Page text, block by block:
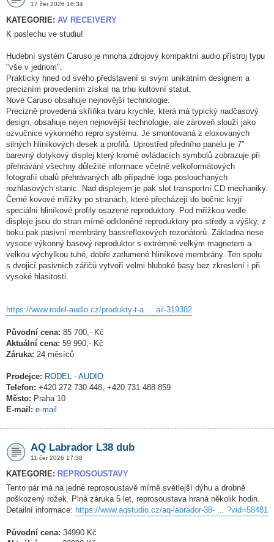
17 čer 2026 16:34
KATEGORIE: AV RECEIVERY
K poslechu ve studiu!
Hudební systém Caruso je mnoha zdrojový kompaktní audio přístroj typu
"vše v jednom".
Prakticky hned od svého představení si svým unikátním designem a
precizním provedením získal na trhu kultovní statut.
Nové Caruso obsahuje nejnovější technologie.
Precizně provedená skříňka tvaru krychle, která má typický nadčasový
design, obsahuje nejen nejnovější technologie, ale zároveň slouží jako
ozvučnice výkonného repro systému. Je smontovaná z eloxovaných
silných hliníkových desek a profilů. Uprostřed předního panelu je 7"
barevný dotykový displej který kromě ovládacích symbolů zobrazuje při
přehrávání všechny důležité informace včetně velkoformátových
fotografií obalů přehrávaných alb případně loga poslouchaných
rozhlasových stanic. Nad displejem je pak slot transportní CD mechaniky.
Černé kovové mřížky po stranách, které přecházejí do bočnic kryjí
speciální hliníkové profily osazené reproduktory. Pod mřížkou vedle
displeje jsou do stran mírně odkloněné reproduktory pro středy a výšky, z
boku pak pasivní membrány bassreflexových rezonátorů. Základna nese
vysoce výkonný basový reproduktor s extrémně velkým magnetem a
velkou výchylkou tuhé, dobře zatlumené hliníkové membrány. Ten spolu
s dvojicí pasivních zářičů vytvoří velmi hluboké basy bez zkreslení i při
vysoké hlasitosti.
https://www.rodel-audio.cz/produkty-t-a ... ail-319382
Původní cena: 85 700,- Kč
Aktuální cena: 59 990,- Kč
Záruka: 24 měsíců
Prodejce: RODEL - AUDIO
Telefon: +420 272 730 448, +420 731 488 859
Město: Praha 10
E-mail: e-mail
AQ Labrador L38 dub
11 čer 2026 17:38
KATEGORIE: REPROSOUSTAVY
Tento pár má na jedné reprosoustavě mírně světlejší dýhu a drobně
poškozený rožek. Plná záruka 5 let, reprosoustava hraná několik hodin.
Detailní informace: https://www.aqstudio.cz/aq-labrador-38- ... ?vid=58481
Původní cena: 34990 Kč